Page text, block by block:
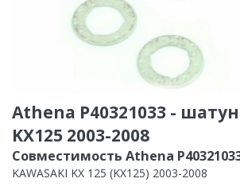
Athena P40321033 -
KX125 2003-2008
Совместимость Athena
KAWASAKI KX 125 (KX125) 2003-2008